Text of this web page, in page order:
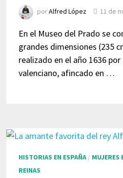
porAlfred López 11 de
En el Museo del Prado se
grandes dimensiones (235
realizado en el año 1636
valenciano, afincado en …
HISTORIAS EN ESPAÑA/ MUJERES
REINAS